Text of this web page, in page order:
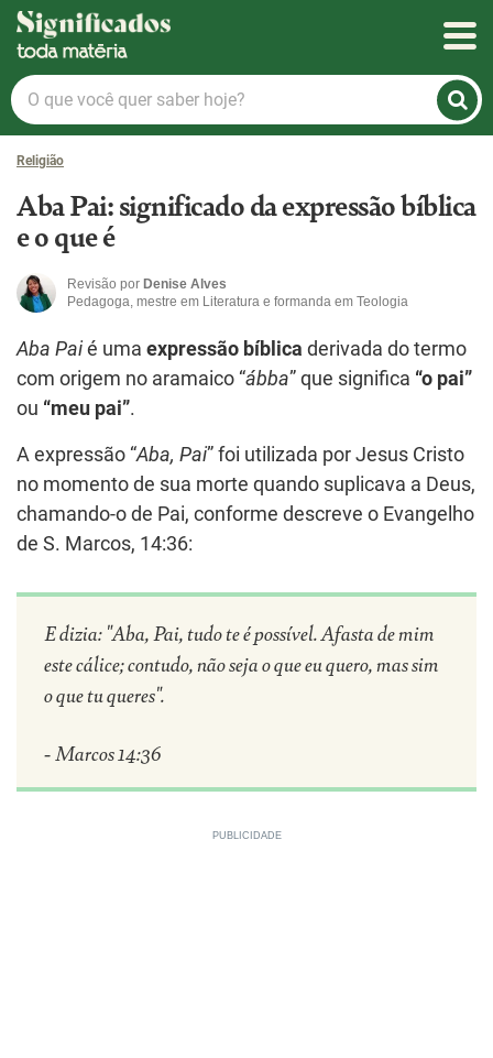
Significados
O
que
você
quer
saber
hoje?
Religião
Aba Pai: significado da expressão bíblica
e o que é
Revisão por Denise Alves
Pedagoga, mestre em Literatura e formanda em Teologia
Aba Pai é uma expressão bíblica derivada do termo
com origem no aramaico “ábba” que significa “o pai”
ou “meu pai”.
A expressão “Aba, Pai” foi utilizada por Jesus Cristo
no momento de sua morte quando suplicava a Deus,
chamando-o de Pai, conforme descreve o Evangelho
de S. Marcos, 14:36:
E dizia: "Aba, Pai, tudo te é possível. Afasta de mim
este cálice; contudo, não seja o que eu quero, mas sim
o que tu queres".
- Marcos 14:36